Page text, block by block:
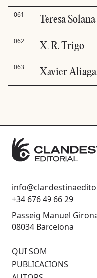
061 Teresa Solana
062 X. R. Trigo
063 Xavier Aliaga
+34 676 49 66 29
Passeig Manuel
08034 Barcelona
QUI SOM
PUBLICACIONS